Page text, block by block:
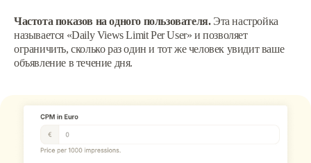
Частота показов на одного пользователя.Эта настройка
называется «Daily Views Limit Per User» и позволяет
ограничить, сколько раз один и тот же человек увидит ваше
объявление в течение дня.